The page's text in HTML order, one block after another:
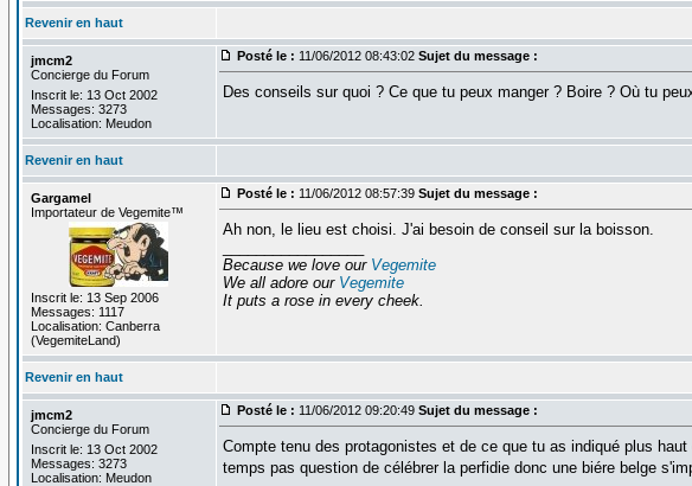
Revenir en haut
jmcm2
Concierge du Forum
Inscrit le: 13 Oct 2002
Messages: 3273
Localisation: Meudon
Posté le : 11/06/2012 08:43:02 Sujet du message :
Des conseils sur quoi ? Ce que tu peux manger ? Boire ? Où tu
Revenir en haut
Gargamel
Importateur de Vegemite™
Inscrit le: 13 Sep 2006
Messages: 1117
Localisation: Canberra
(VegemiteLand)
Posté le : 11/06/2012 08:57:39 Sujet du message :
Ah non, le lieu est choisi. J'ai besoin de conseil sur la boisson.
Because we love our Vegemite
We all adore our Vegemite
It puts a rose in every cheek.
Revenir en haut
jmcm2
Concierge du Forum
Inscrit le: 13 Oct 2002
Messages: 3273
Localisation: Meudon
Posté le : 11/06/2012 09:20:49 Sujet du message :
Compte tenu des protagonistes et de ce que tu as indiqué plus
temps pas question de célébrer la perfidie donc une biére belge